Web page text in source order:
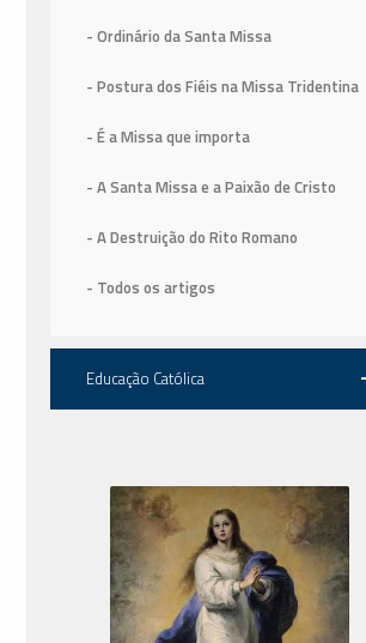
- Ordinário da Santa Missa
- Postura dos Fiéis na Missa Tridentina
- É a Missa que importa
- A Santa Missa e a Paixão de Cristo
- A Destruição do Rito Romano
- Todos os artigos
Educação Católica